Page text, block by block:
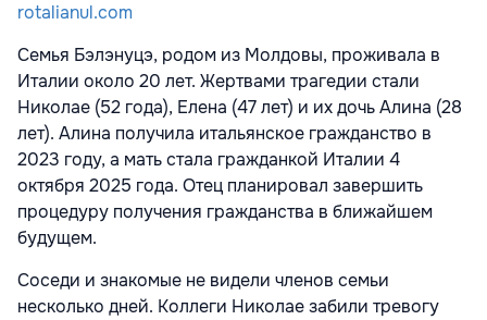
rotalianul.com
Семья Бэлэнуцэ, родом из Молдовы, проживала в
Италии около 20 лет. Жертвами трагедии стали
Николае (52 года), Елена (47 лет) и их дочь Алина (28
лет). Алина получила итальянское гражданство в
2023 году, а мать стала гражданкой Италии 4
октября 2025 года. Отец планировал завершить
процедуру получения гражданства в ближайшем
будущем.
Соседи и знакомые не видели членов семьи
несколько дней. Коллеги Николае забили тревогу